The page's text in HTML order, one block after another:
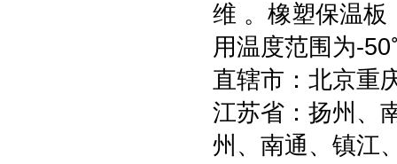
维 。橡塑保温板
用温度范围为-
直辖市：北京重
江苏省：扬州、
州、南通、镇江